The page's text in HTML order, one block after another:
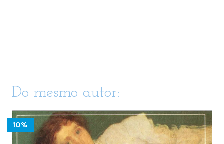
Do mesmo autor:
10%